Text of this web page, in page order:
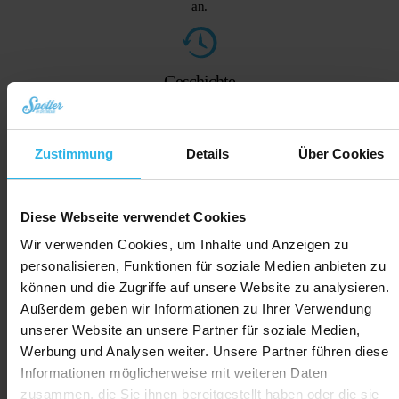
Zustimmung Details Über Cookies
Diese Webseite verwendet Cookies
Wir verwenden Cookies, um Inhalte und Anzeigen zu
personalisieren, Funktionen für soziale Medien anbieten zu
können und die Zugriffe auf unsere Website zu analysieren.
Außerdem geben wir Informationen zu Ihrer Verwendung
unserer Website an unsere Partner für soziale Medien,
Werbung und Analysen weiter. Unsere Partner führen diese
Informationen möglicherweise mit weiteren Daten
zusammen, die Sie ihnen bereitgestellt haben oder die sie
an.
Geschichte
Warum solltest du dich für Spotter
entscheiden?
Das macht den Unterschied